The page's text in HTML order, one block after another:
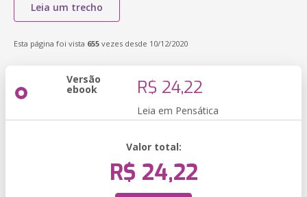
Leia um trecho
Esta página foi vista 655 vezes desde 10/12/2020
Versão
ebook R$ 24,22
Leia em Pensática
Valor total:
R$ 24,22